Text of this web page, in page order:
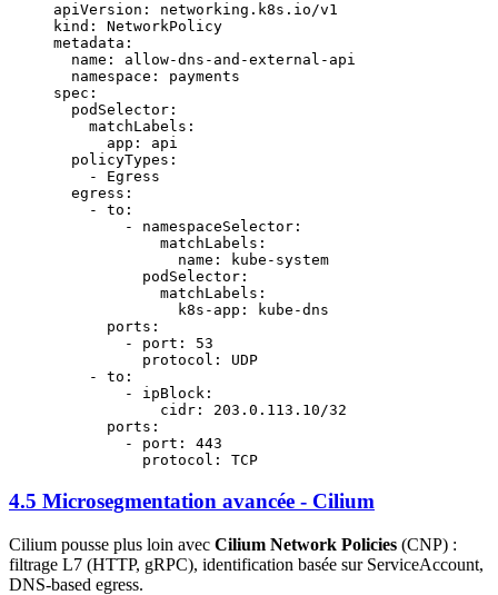
apiVersion : networking.k8s.io/v1
kind : NetworkPolicy
metadata :
  name
: allow-dns-and-external-api
  namespace
: payments
spec :
  podSelector
:
    matchLabels
:
      app
: api
  policyTypes
:
    -
Egress
  egress
:
    -
to :
        -
namespaceSelector :
            matchLabels
:
              name
:
kube-system
          podSelector
:
            matchLabels
:
              k8s-app
:
kube-dns
      ports
:
        -
port : 53
          protocol
: UDP
    -
to :
        -
ipBlock :
            cidr
: 203.0.113.10/32
      ports
:
        -
port : 443
          protocol
: TCP
4.5 Microsegmentation avancée - Cilium
Cilium pousse plus loin avec Cilium Network Policies (CNP) :
filtrage L7 (HTTP, gRPC), identification basée sur ServiceAccount,
DNS-based egress.